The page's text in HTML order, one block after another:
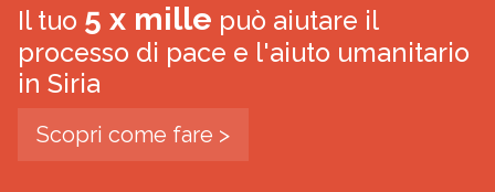
Il tuo 5 x mille può aiutare il
processo di pace e l'aiuto umanitario
in Siria
Scopri come fare >